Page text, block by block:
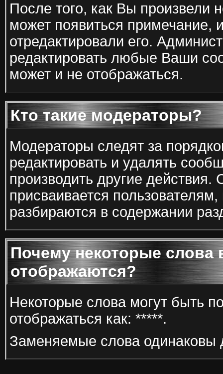
После того, как Вы
может появиться
отредактировали его.
редактировать любые Ваши
может и не отображаться.
Кто такие модераторы?
Модераторы следят за
редактировать и удалять
производить другие
присваивается
разбираются в содержании
Почему некоторые
отображаются?
Некоторые слова могут быть
отображаться как: *****.
Заменяемые слова одинаковы